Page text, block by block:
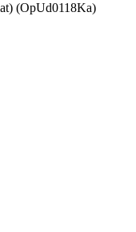
(OpUd0118Ka)